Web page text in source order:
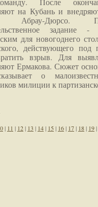
на Кубань и
Абрау-Дюрсо.
задание
для новогоднего
действующего
взрыв. Для
Ермакова. Сюжет
о
милиции к
| 11 | 12| 13 | 14| 15 | 16| 17| 18| 19|